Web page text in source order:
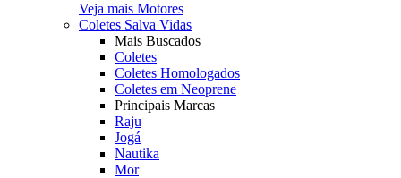
Veja mais Motores
Coletes Salva Vidas
Mais Buscados
Coletes
Coletes Homologados
Coletes em Neoprene
Principais Marcas
Raju
Jogá
Nautika
Mor